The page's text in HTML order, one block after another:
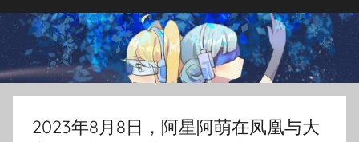
2023年8月8日，阿星阿萌在凤凰与大